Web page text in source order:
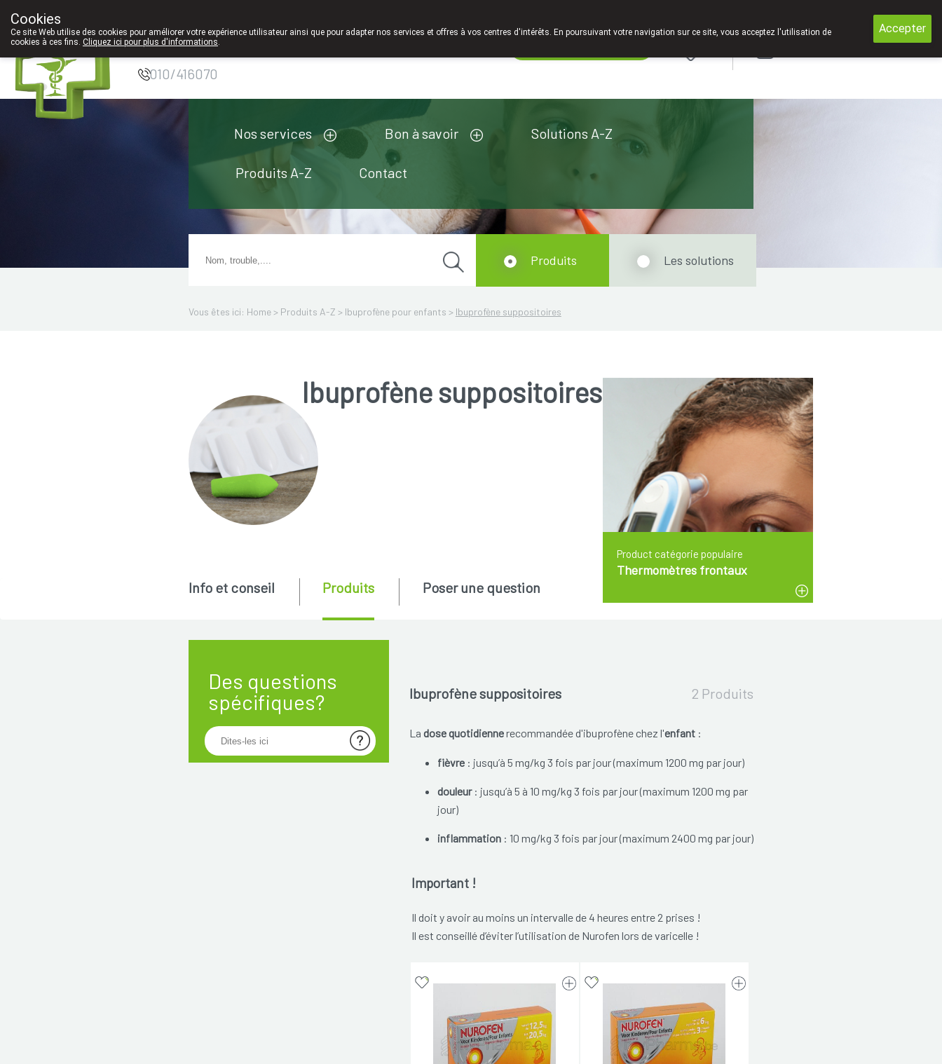
Pharmacie Coeur
de Ville
010/416070
Nos services Bon à savoir Solutions A-Z
Produits A-Z Contact
Vous êtes ici: Home > Produits A-Z > Ibuprofène pour enfants > Ibuprofène suppositoires
Produits Les solutions
Product catégorie populaire
Thermomètres frontaux
Ibuprofène suppositoires
Des questions
spécifiques?
Info et conseil Produits Poser une question
Ibuprofène suppositoires 2 Produits
La dose quotidiennerecommandée d'ibuprofène chez l'enfant:
fièvre: jusqu’à 5 mg/kg 3 fois par jour (maximum 1200 mg par jour)
douleur: jusqu’à 5 à 10 mg/kg 3 fois par jour (maximum 1200 mg par
jour)
inflammation: 10 mg/kg 3 fois par jour (maximum 2400 mg par jour)
Important !
Il doit y avoir au moins un intervalle de 4 heures entre 2 prises !
Il est conseillé d’éviter l’utilisation de Nurofen lors de varicelle !
Cookies
Ce site Web utilise des cookies pour améliorer votre expérience utilisateur ainsi que pour adapter nos services et offres à vos centres d'intérêts. En poursuivant votre navigation sur ce site, vous acceptez l'utilisation de
cookies à ces fins. Cliquez ici pour plus d'informations.
Accepter